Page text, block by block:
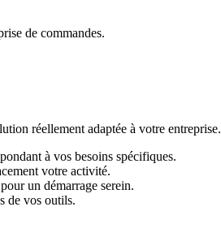
de commandes.
réellement adaptée à votre entreprise.
à vos besoins spécifiques.
votre activité.
un démarrage serein.
de vos outils.